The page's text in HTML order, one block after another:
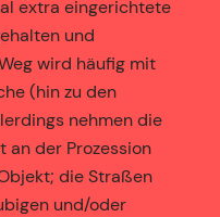
extra eingerichtete
und
wird häufig mit
(hin zu den
nehmen die
an der Prozession
die Straßen
und/oder